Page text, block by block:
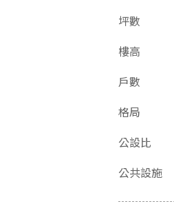
坪數
樓高
戶數
格局
公設比
公共設施